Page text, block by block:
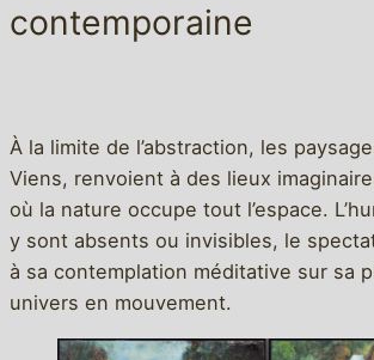
contemporaine
À la limite de l’abstraction, les
Viens, renvoient à des lieux
où la nature occupe tout l’espace.
y sont absents ou invisibles, le
à sa contemplation méditative sur sa
univers en mouvement.